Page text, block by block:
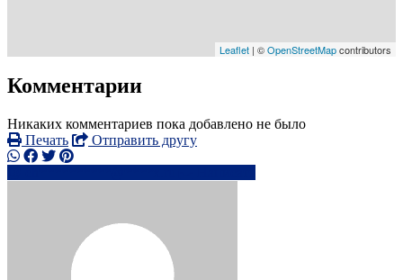
Leaflet | ©OpenStreetMapcontributors
Комментарии
Никаких комментариев пока добавлено не было
Печать
Отправить другу